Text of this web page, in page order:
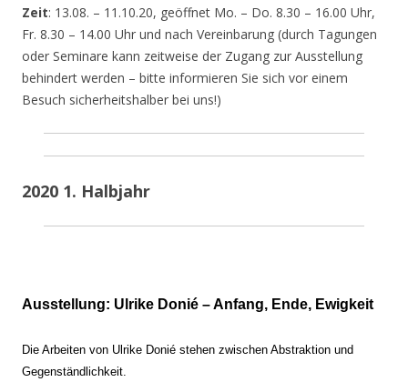
Zeit: 13.08. – 11.10.20, geöffnet Mo. – Do. 8.30 – 16.00 Uhr,
Fr. 8.30 – 14.00 Uhr und nach Vereinbarung (durch Tagungen
oder Seminare kann zeitweise der Zugang zur Ausstellung
behindert werden – bitte informieren Sie sich vor einem
Besuch sicherheitshalber bei uns!)
2020 1. Halbjahr
Ausstellung: Ulrike Donié – Anfang, Ende, Ewigkeit
Die Arbeiten von Ulrike Donié stehen zwischen Abstraktion und
Gegenständlichkeit.